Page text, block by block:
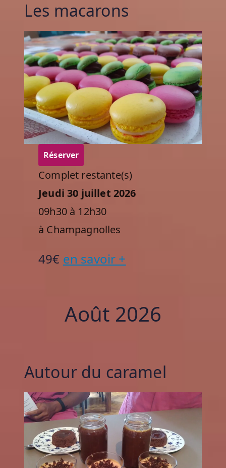
Les macarons
Réserver
Complet restante(s)
Jeudi 30 juillet 2026
09h30 à 12h30
à Champagnolles
49€ en savoir +
Août 2026
Autour du caramel